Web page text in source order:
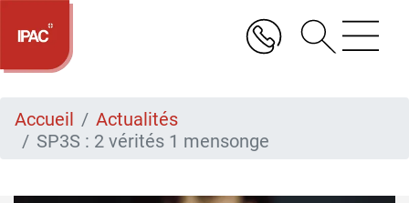
Aller
contenu
Accueil
Actualités
SP3S : 2 vérités 1 mensonge